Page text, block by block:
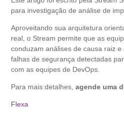
para investigação de análise de
Aproveitando sua arquitetura
real, o Stream permite que as
conduzam análises de causa raiz
falhas de segurança detectadas
com as equipes de DevOps.
Para mais detalhes,agende uma
Flexa